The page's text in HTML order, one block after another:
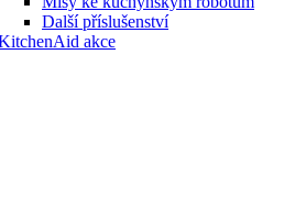
Další příslušenství
akce